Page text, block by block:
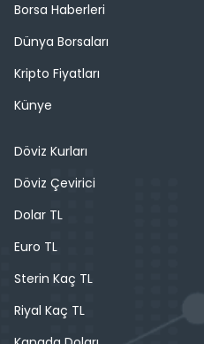
Borsa Haberleri
Dünya Borsaları
Kripto Fiyatları
Künye
Döviz Kurları
Döviz Çevirici
Dolar TL
Euro TL
Sterin Kaç TL
Riyal Kaç TL